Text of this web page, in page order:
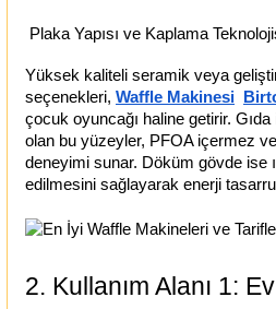
Plaka Yapısı ve Kaplama
Yüksek kaliteli seramik veya
seçenekleri, Waffle Makinesi
çocuk oyuncağı haline getirir.
olan bu yüzeyler, PFOA içermez
deneyimi sunar. Döküm gövde ise
edilmesini sağlayarak enerji
2. Kullanım Alanı 1: